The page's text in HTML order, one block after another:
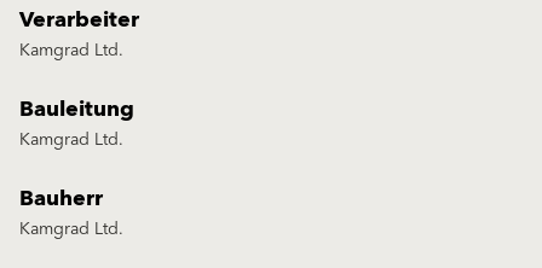
Verarbeiter
Kamgrad Ltd.
Bauleitung
Kamgrad Ltd.
Bauherr
Kamgrad Ltd.